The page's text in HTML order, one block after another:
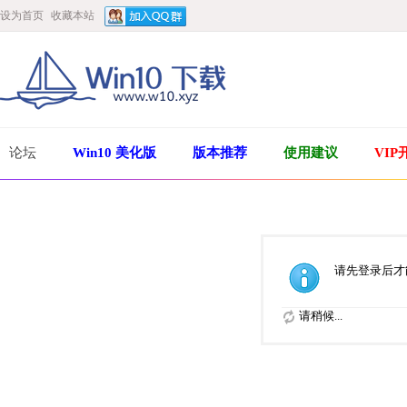
设为首页 收藏本站
论坛 Win10 美化版 版本推荐 使用建议 VIP
请先登录后
请稍候...